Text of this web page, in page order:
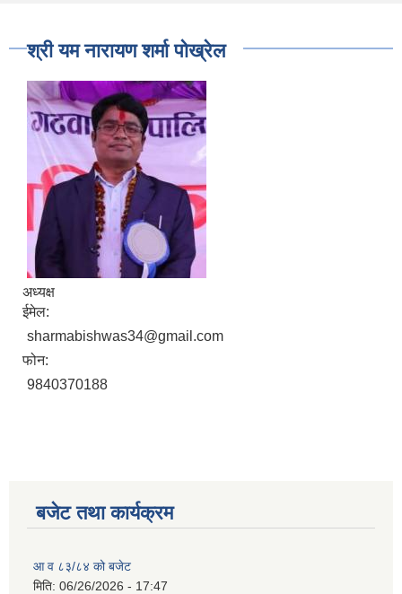
श्री यम नारायण शर्मा पोख्रेल
अध्यक्ष
ईमेल:
sharmabishwas34@gmail.com
फोन:
9840370188
बजेट तथा कार्यक्रम
आ व ८३/८४ को बजेट
मिति: 06/26/2026 - 17:47